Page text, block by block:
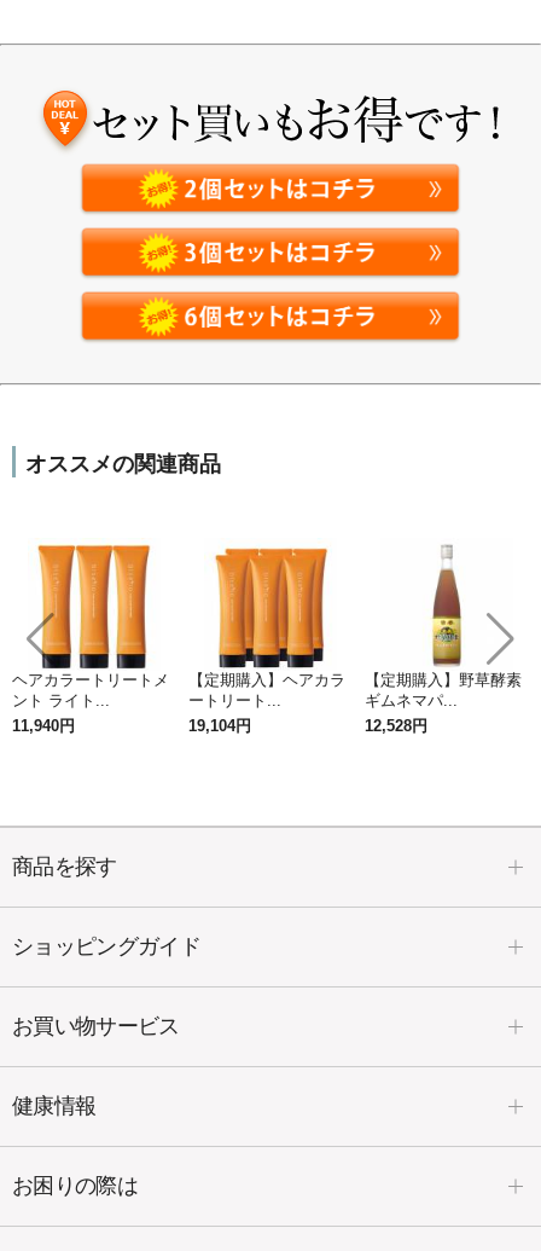
オススメの関連商品
ヘアカラートリートメ
ント ライト...
11,940円
【定期購入】ヘアカラ
ートリート...
19,104円
【定期購入】野草酵素
ギムネマパ...
12,528円
商品を探す
ショッピングガイド
お買い物サービス
健康情報
お困りの際は